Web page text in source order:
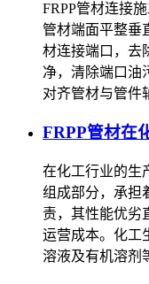
FRPP管材连接
管材端面平整垂
材连接端口，去
净，清除端口油
对齐管材与管
FRPP管材在
在化工行业的生
组成部分，承担
责，其性能优劣
运营成本。化工
溶液及有机溶剂